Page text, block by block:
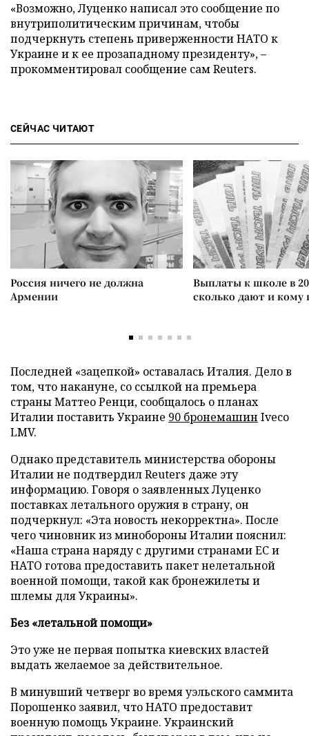
«Возможно, Луценко написал это сообщение по
внутриполитическим причинам, чтобы
подчеркнуть степень приверженности НАТО к
Украине и к ее прозападному президенту», –
прокомментировал сообщение сам Reuters.
СЕЙЧАС ЧИТАЮТ
Россия ничего не должна
Армении
Выплаты к школе в
сколько дают и
Последней «зацепкой» оставалась Италия. Дело в
том, что накануне, со ссылкой на премьера
страны Маттео Ренци, сообщалось о планах
Италии поставить Украине 90 бронемашин Iveco
LMV.
Однако представитель министерства обороны
Италии не подтвердил Reuters даже эту
информацию. Говоря о заявленных Луценко
поставках летального оружия в страну, он
подчеркнул: «Эта новость некорректна». После
чего чиновник из минобороны Италии пояснил:
«Наша страна наряду с другими странами ЕС и
НАТО готова предоставить пакет нелетальной
военной помощи, такой как бронежилеты и
шлемы для Украины».
Без «летальной помощи»
Это уже не первая попытка киевских властей
выдать желаемое за действительное.
В минувший четверг во время уэльского саммита
Порошенко заявил, что НАТО предоставит
военную помощь Украине. Украинский